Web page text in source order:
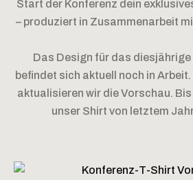
Start der Konferenz dein
– produziert in Zusammenarbeit
Das Design für das
befindet sich aktuell noch in
aktualisieren wir die Vorschau.
unser Shirt von letztem